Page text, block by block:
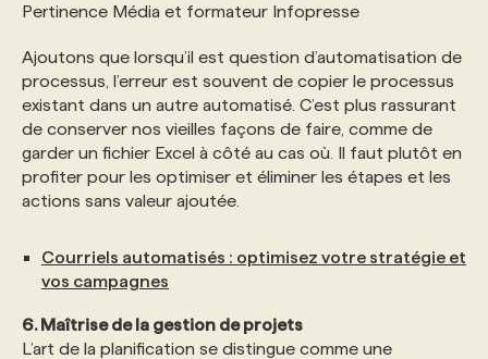
Pertinence Média et formateur Infopresse
Ajoutons que lorsqu’il est question d’automatisation de
processus, l’erreur est souvent de copier le processus
existant dans un autre automatisé. C’est plus rassurant
de conserver nos vieilles façons de faire, comme de
garder un fichier Excel à côté au cas où. Il faut plutôt en
profiter pour les optimiser et éliminer les étapes et les
actions sans valeur ajoutée.
Courriels automatisés : optimisez votre stratégie et
vos campagnes
6. Maîtrise de la gestion de projets
L’art de la planification se distingue comme une